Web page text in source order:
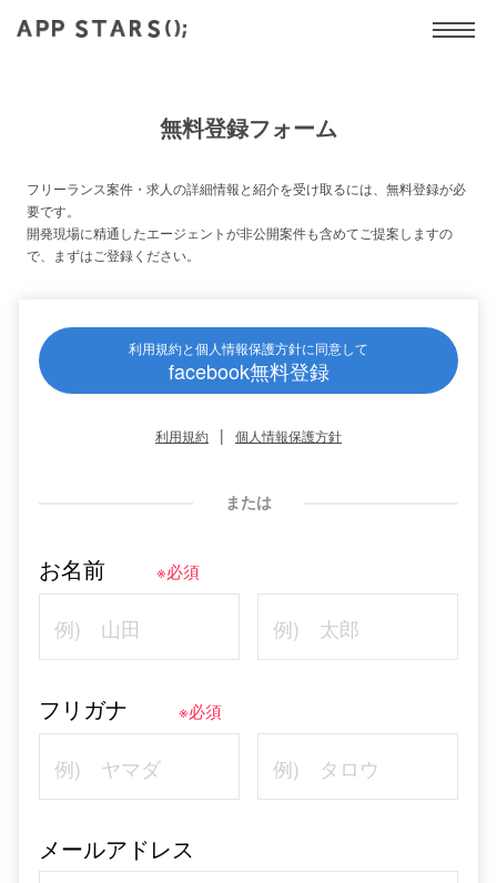
無料登録フォーム
フリーランス案件・求人の詳細情報と紹介を受け取るには、無料登録が必
要です。
開発現場に精通したエージェントが非公開案件も含めてご提案しますの
で、まずはご登録ください。
利用規約と個人情報保護方針に同意して
facebook無料登録
利用規約 | 個人情報保護方針
または
お名前 ※必須
フリガナ ※必須
メールアドレス